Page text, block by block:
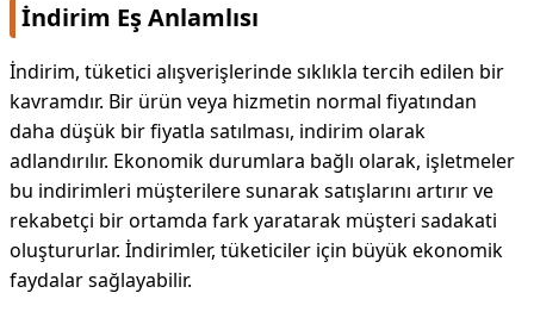
İndirim Eş Anlamlısı
İndirim, tüketici alışverişlerinde sıklıkla tercih edilen bir
kavramdır. Bir ürün veya hizmetin normal fiyatından
daha düşük bir fiyatla satılması, indirim olarak
adlandırılır. Ekonomik durumlara bağlı olarak, işletmeler
bu indirimleri müşterilere sunarak satışlarını artırır ve
rekabetçi bir ortamda fark yaratarak müşteri sadakati
oluştururlar. İndirimler, tüketiciler için büyük ekonomik
faydalar sağlayabilir.